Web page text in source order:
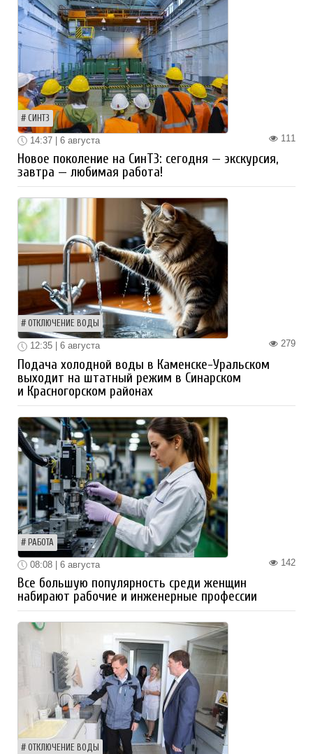
СИНТЗ
111
14:37 | 6 августа
Новое поколение на СинТЗ: сегодня — экскурсия,
завтра — любимая работа!
ОТКЛЮЧЕНИЕ ВОДЫ
279
12:35 | 6 августа
Подача холодной воды в Каменске-Уральском
выходит на штатный режим в Синарском
и Красногорском районах
РАБОТА
142
08:08 | 6 августа
Все большую популярность среди женщин
набирают рабочие и инженерные профессии
ОТКЛЮЧЕНИЕ ВОДЫ